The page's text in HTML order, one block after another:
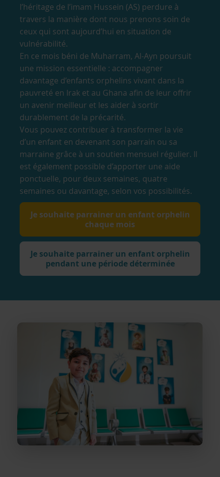
l’héritage de l’imam Hussein (AS) perdure à
travers la manière dont nous prenons soin de
ceux qui sont aujourd’hui en situation de
vulnérabilité.
En ce mois béni de Muharram, Al-Ayn poursuit
une mission essentielle : accompagner
davantage d’enfants orphelins vivant dans la
pauvreté en Irak et au Ghana afin de leur offrir
un avenir meilleur et les aider à sortir
durablement de la précarité.
Vous pouvez contribuer à transformer la vie
d’un enfant en devenant son parrain ou sa
marraine grâce à un soutien mensuel régulier. Il
est également possible d’apporter une aide
ponctuelle, pour deux semaines, quatre
semaines ou davantage, selon vos possibilités.
Je souhaite parrainer un enfant orphelin
chaque mois
Je souhaite parrainer un enfant orphelin
pendant une période déterminée